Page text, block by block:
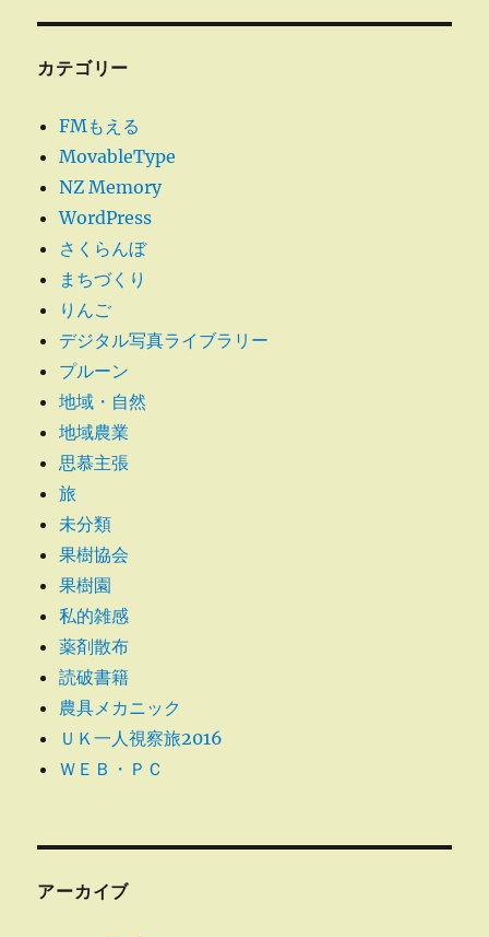
カテゴリー
FMもえる
MovableType
NZ Memory
WordPress
さくらんぼ
まちづくり
りんご
デジタル写真ライブラリー
プルーン
地域・自然
地域農業
思慕主張
旅
未分類
果樹協会
果樹園
私的雑感
薬剤散布
読破書籍
農具メカニック
ＵＫ一人視察旅2016
ＷＥＢ・ＰＣ
アーカイブ